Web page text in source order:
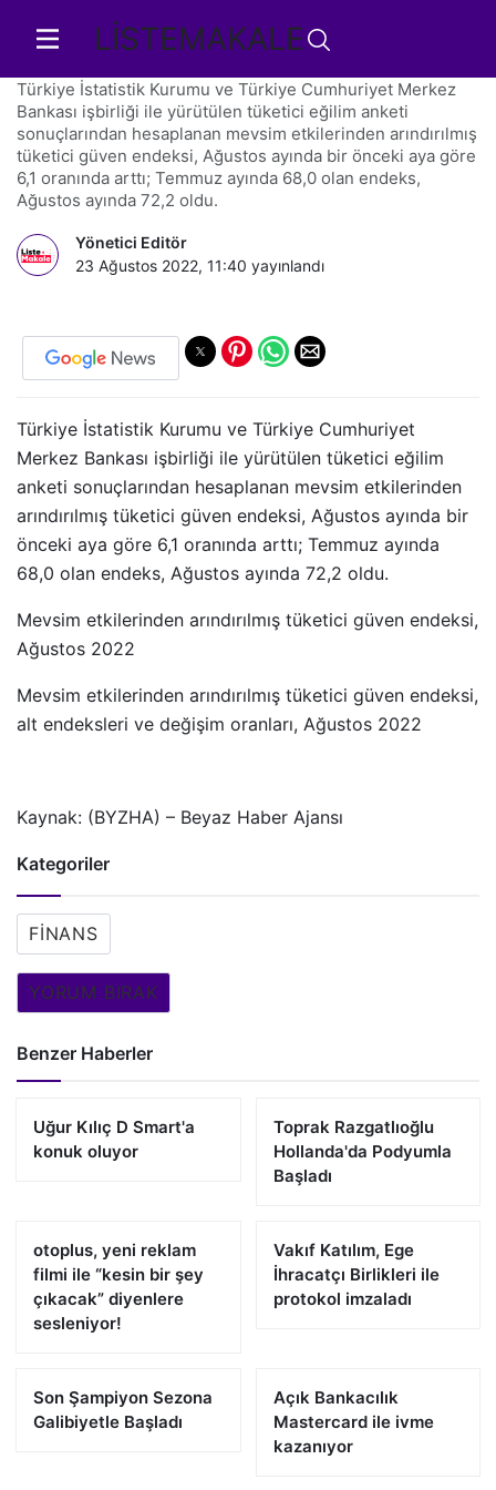
LİSTEMAKALE
Tüketici güven endeksi 72,2 oldu
Türkiye İstatistik Kurumu ve Türkiye Cumhuriyet Merkez
Bankası işbirliği ile yürütülen tüketici eğilim anketi
sonuçlarından hesaplanan mevsim etkilerinden arındırılmış
tüketici güven endeksi, Ağustos ayında bir önceki aya göre
6,1 oranında arttı; Temmuz ayında 68,0 olan endeks,
Ağustos ayında 72,2 oldu.
Yönetici Editör
23 Ağustos 2022, 11:40 yayınlandı
Türkiye İstatistik Kurumu ve Türkiye Cumhuriyet
Merkez Bankası işbirliği ile yürütülen tüketici eğilim
anketi sonuçlarından hesaplanan mevsim etkilerinden
arındırılmış tüketici güven endeksi, Ağustos ayında bir
önceki aya göre 6,1 oranında arttı; Temmuz ayında
68,0 olan endeks, Ağustos ayında 72,2 oldu.
Mevsim etkilerinden arındırılmış tüketici güven endeksi,
Ağustos 2022
Mevsim etkilerinden arındırılmış tüketici güven endeksi,
alt endeksleri ve değişim oranları, Ağustos 2022
Kaynak: (BYZHA) – Beyaz Haber Ajansı
Kategoriler
FINANS
YORUM BIRAK
Benzer Haberler
Uğur Kılıç D Smart'a
konuk oluyor
Toprak Razgatlıoğlu
Hollanda'da Podyumla
Başladı
otoplus, yeni reklam
filmi ile “kesin bir şey
çıkacak” diyenlere
sesleniyor!
Vakıf Katılım, Ege
İhracatçı Birlikleri ile
protokol imzaladı
Son Şampiyon Sezona
Galibiyetle Başladı
Açık Bankacılık
Mastercard ile ivme
kazanıyor